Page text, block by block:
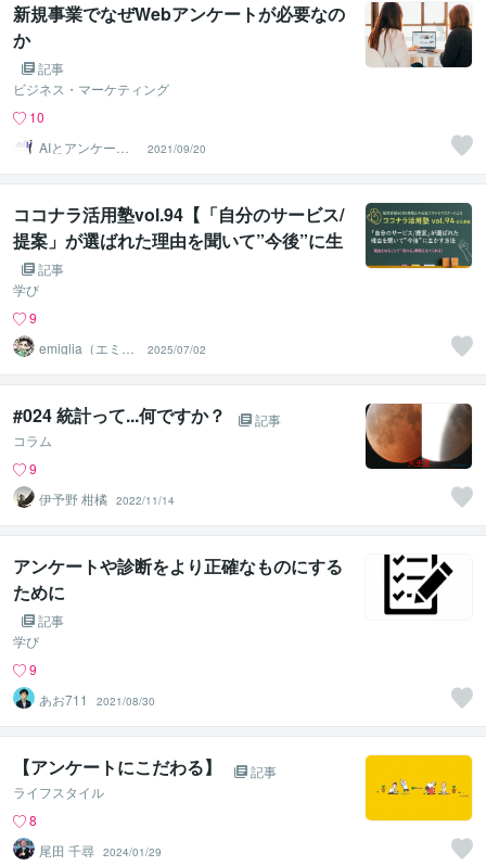
新規事業でなぜWebアンケートが必要なの
か
記事
ビジネス・マーケティング
10
AIとアンケート
収集のプロ
2021/09/20
ココナラ活用塾vol.94【「自分のサービス/
提案」が選ばれた理由を聞いて”今後”に生
かす方法】
記事
学び
9
emiglia（エミリ
ア）
2025/07/02
#024 統計って...何ですか？
記事
コラム
9
伊予野 柑橘 2022/11/14
アンケートや診断をより正確なものにする
ために
記事
学び
9
あお711
2021/08/30
【アンケートにこだわる】
記事
ライフスタイル
8
尾田 千尋 2024/01/29